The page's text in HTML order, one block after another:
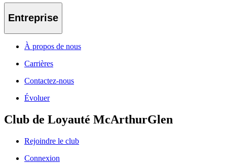
Entreprise
À propos de nous
Carrières
Contactez-nous
Évoluer
Club de Loyauté McArthurGlen
Rejoindre le club
Connexion